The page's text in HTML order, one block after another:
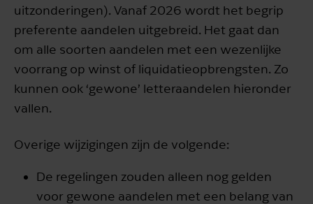
uitzonderingen). Vanaf 2026 wordt het begrip
preferente aandelen uitgebreid. Het gaat dan
om alle soorten aandelen met een wezenlijke
voorrang op winst of liquidatieopbrengsten. Zo
kunnen ook ‘gewone’ letteraandelen hieronder
vallen.
Overige wijzigingen zijn de volgende:
De regelingen zouden alleen nog gelden
voor gewone aandelen met een belang van